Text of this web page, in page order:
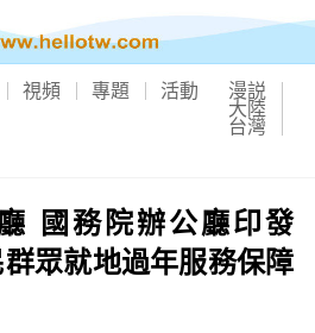
視頻 專題 活動 漫説
大陸
台灣
國務院辦公廳印發
群眾就地過年服務保障